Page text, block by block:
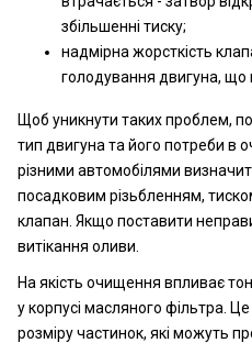
збільшенні тиску;
надмірна жорсткість
голодування двигуна, що
Щоб уникнути таких проблем,
тип двигуна та його потреби в
різними автомобілями
посадковим різьбленням,
клапан. Якщо поставити
витікання оливи.
На якість очищення впливає
у корпусі масляного фільтра.
розміру частинок, які можуть